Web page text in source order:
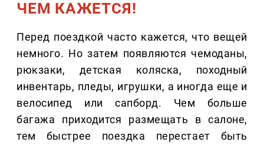
ЧЕМ КАЖЕТСЯ!
Перед поездкой часто кажется, что вещей
немного. Но затем появляются чемоданы,
рюкзаки, детская коляска, походный
инвентарь, пледы, игрушки, а иногда еще и
велосипед или сапборд. Чем больше
багажа приходится размещать в салоне,
тем быстрее поездка перестает быть